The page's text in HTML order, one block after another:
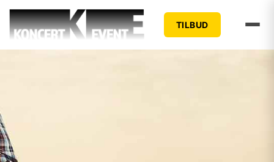
TILBUD